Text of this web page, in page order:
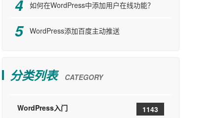
如何在WordPress中添加用户在线功能？
WordPress添加百度主动推送
分类列表 CATEGORY
WordPress入门 1143